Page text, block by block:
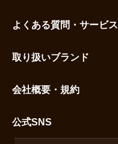
お気に入りを見る
よくある質問・サービス
ご利用ガイド
配送・送料について
取り扱いブランド
セイコー
カシオ
会社概要・規約
公式SNS